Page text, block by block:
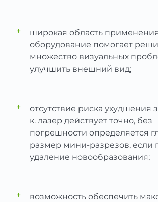
+
широкая область
оборудование помогает
множество визуальных
улучшить внешний вид;
+
отсутствие риска ухудшения
к. лазер действует точно, без
погрешности определяется
размер мини-разрезов, если
удаление новообразования;
+
возможность обеспечить